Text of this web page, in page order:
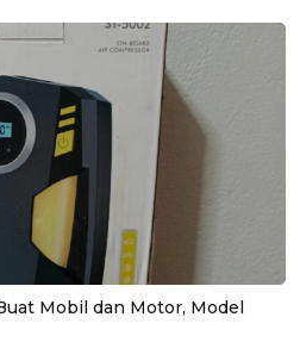
Mobil dan Motor, Model